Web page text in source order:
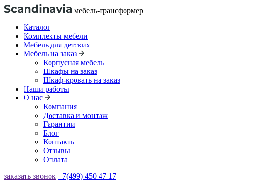
мебель-трансформер
Каталог
Комплекты мебели
Мебель для детских
Мебель на заказ
Корпусная мебель
Шкафы на заказ
Шкаф-кровать на заказ
Наши работы
О нас
Компания
Доставка и монтаж
Гарантии
Блог
Контакты
Отзывы
Оплата
заказать звонок +7(499) 450 47 17